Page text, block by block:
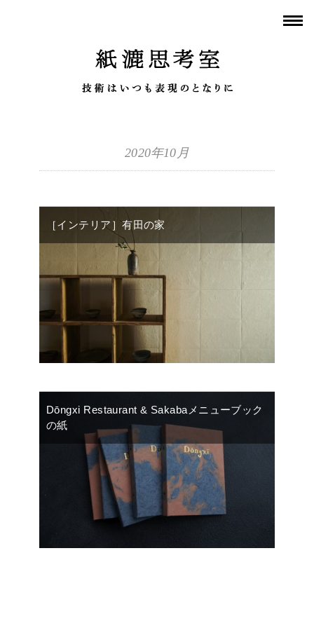
2020年10月
［インテリア］有田の家
Dōngxi Restaurant & Sakabaメニューブック
の紙